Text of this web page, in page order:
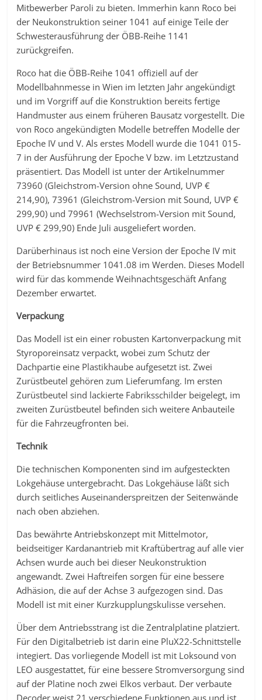
Mitbewerber Paroli zu bieten. Immerhin kann Roco bei
der Neukonstruktion seiner 1041 auf einige Teile der
Schwesterausführung der ÖBB-Reihe 1141
zurückgreifen.
Roco hat die ÖBB-Reihe 1041 offiziell auf der
Modellbahnmesse in Wien im letzten Jahr angekündigt
und im Vorgriff auf die Konstruktion bereits fertige
Handmuster aus einem früheren Bausatz vorgestellt. Die
von Roco angekündigten Modelle betreffen Modelle der
Epoche IV und V. Als erstes Modell wurde die 1041 015-
7 in der Ausführung der Epoche V bzw. im Letztzustand
präsentiert. Das Modell ist unter der Artikelnummer
73960 (Gleichstrom-Version ohne Sound, UVP €
214,90), 73961 (Gleichstrom-Version mit Sound, UVP €
299,90) und 79961 (Wechselstrom-Version mit Sound,
UVP € 299,90) Ende Juli ausgeliefert worden.
Darüberhinaus ist noch eine Version der Epoche IV mit
der Betriebsnummer 1041.08 im Werden. Dieses Modell
wird für das kommende Weihnachtsgeschäft Anfang
Dezember erwartet.
Verpackung
Das Modell ist ein einer robusten Kartonverpackung mit
Styroporeinsatz verpackt, wobei zum Schutz der
Dachpartie eine Plastikhaube aufgesetzt ist. Zwei
Zurüstbeutel gehören zum Lieferumfang. Im ersten
Zurüstbeutel sind lackierte Fabriksschilder beigelegt, im
zweiten Zurüstbeutel befinden sich weitere Anbauteile
für die Fahrzeugfronten bei.
Technik
Die technischen Komponenten sind im aufgesteckten
Lokgehäuse untergebracht. Das Lokgehäuse läßt sich
durch seitliches Auseinanderspreitzen der Seitenwände
nach oben abziehen.
Das bewährte Antriebskonzept mit Mittelmotor,
beidseitiger Kardanantrieb mit Kraftübertrag auf alle vier
Achsen wurde auch bei dieser Neukonstruktion
angewandt. Zwei Haftreifen sorgen für eine bessere
Adhäsion, die auf der Achse 3 aufgezogen sind. Das
Modell ist mit einer Kurzkupplungskulisse versehen.
Über dem Antriebsstrang ist die Zentralplatine platziert.
Für den Digitalbetrieb ist darin eine PluX22-Schnittstelle
integiert. Das vorliegende Modell ist mit Loksound von
LEO ausgestattet, für eine bessere Stromversorgung sind
auf der Platine noch zwei Elkos verbaut. Der verbaute
Decoder weist 21 verschiedene Funktionen aus und ist